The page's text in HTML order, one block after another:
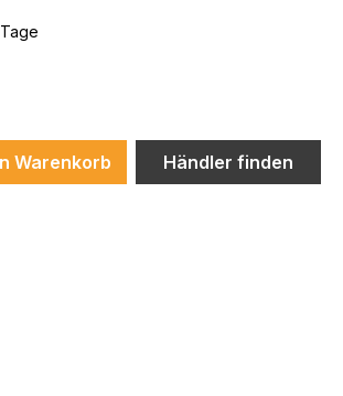
Warenkorb Händler finden